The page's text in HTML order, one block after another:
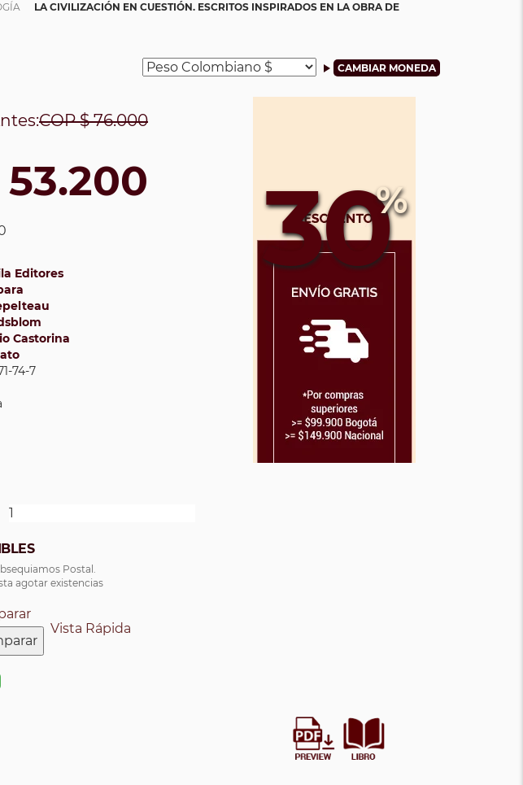
LA CIVILIZACIÓN EN CUESTIÓN. ESCRITOS INSPIRADOS EN LA OBRA DE
30%
COP$ 76.000
Editores
Castorina
74-7
Postal.
agotar existencias
Vista Rápida